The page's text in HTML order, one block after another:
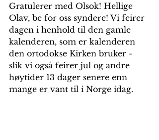
Gratulerer med Olsok! Hellige
Olav, be for oss syndere! Vi feirer
dagen i henhold til den gamle
kalenderen, som er kalenderen
den ortodokse Kirken bruker -
slik vi også feirer jul og andre
høytider 13 dager senere enn
mange er vant til i Norge idag.